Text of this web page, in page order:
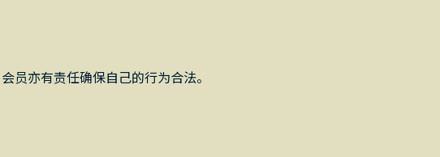
员亦有责任确保自己的行为合法。